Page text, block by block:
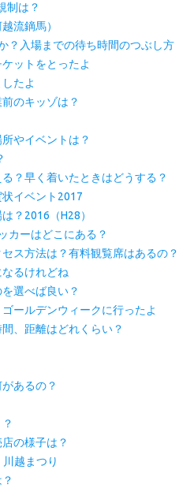
制は？
流鏑馬）
？入場までの待ち時間のつぶし方
ットをとったよ
たよ
のキッゾは？
やイベントは？
？早く着いたときはどうする？
イベント2017
？2016（H28）
カーはどこにある？
ス方法は？有料観覧席はあるの？
るけれどね
選べば良い？
ールデンウィークに行ったよ
、距離はどれくらい？
あるの？
の様子は？
越まつり